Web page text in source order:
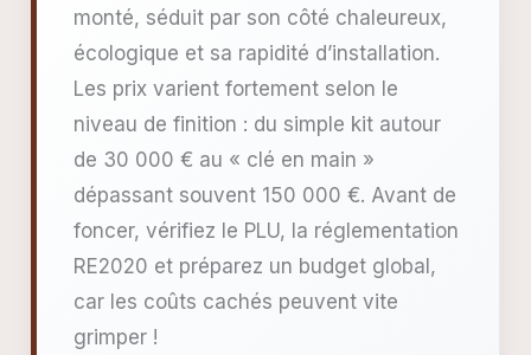
monté, séduit par son côté chaleureux,
écologique et sa rapidité d’installation.
Les prix varient fortement selon le
niveau de finition : du simple kit autour
de 30 000 € au « clé en main »
dépassant souvent 150 000 €. Avant de
foncer, vérifiez le PLU, la réglementation
RE2020 et préparez un budget global,
car les coûts cachés peuvent vite
grimper !